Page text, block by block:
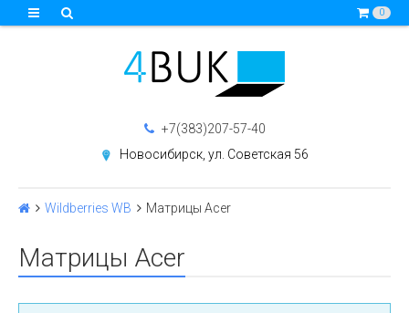
0
+7(383)207-57-40
Новосибирск, ул. Советская 56
Wildberries WB Матрицы Acer
Матрицы Acer